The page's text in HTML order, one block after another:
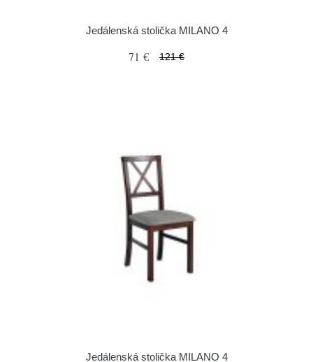
Jedálenská stolička MILANO 4
71 € 121 €
Jedálenská stolička MILANO 4